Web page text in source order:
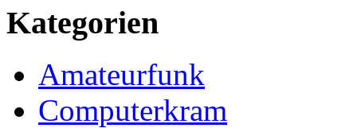
Kategorien
Amateurfunk
Computerkram